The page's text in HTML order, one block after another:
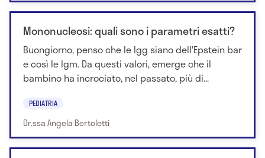
Mononucleosi: quali sono i parametri esatti?
Buongiorno, penso che le Igg siano dell'Epstein bar
e così le Igm. Da questi valori, emerge che il
bambino ha incrociato, nel passato, più di...
PEDIATRIA
Dr.ssa Angela Bertoletti